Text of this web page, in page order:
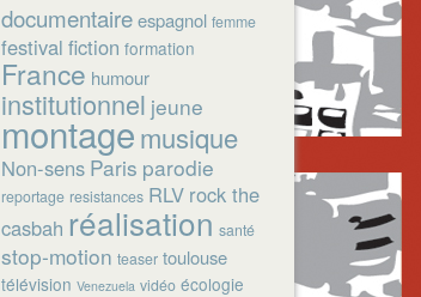
documentaire espagnol femme
festival fiction formation
France humour
institutionnel jeune
montagemusique
Non-sens Paris parodie
reportage resistances RLV rock the
casbah réalisation santé
stop-motion teaser toulouse
télévision Venezuela vidéo écologie